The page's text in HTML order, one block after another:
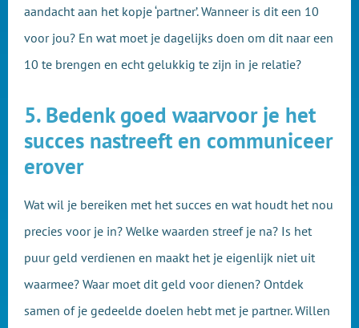
aandacht aan het kopje ‘partner’. Wanneer is dit een 10
voor jou? En wat moet je dagelijks doen om dit naar een
10 te brengen en echt gelukkig te zijn in je relatie?
5. Bedenk goed waarvoor je het
succes nastreeft en communiceer
erover
Wat wil je bereiken met het succes en wat houdt het nou
precies voor je in? Welke waarden streef je na? Is het
puur geld verdienen en maakt het je eigenlijk niet uit
waarmee? Waar moet dit geld voor dienen? Ontdek
samen of je gedeelde doelen hebt met je partner. Willen